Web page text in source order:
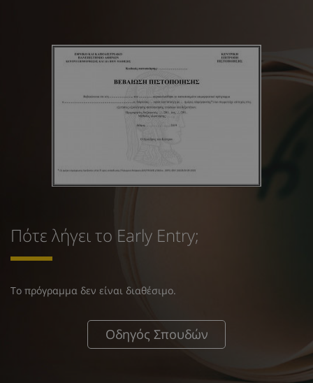
Πότε λήγει το Early Entry;
Το πρόγραμμα δεν είναι διαθέσιμο.
Οδηγός Σπουδών